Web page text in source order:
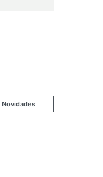
Novidades